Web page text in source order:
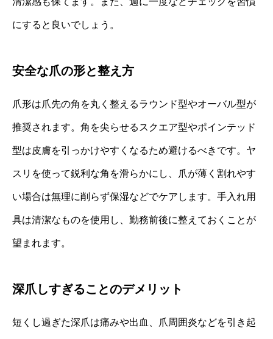
にすると良いでしょう。
安全な爪の形と整え方
爪形は爪先の角を丸く整えるラウンド型やオーバル型が
推奨されます。角を尖らせるスクエア型やポインテッド
型は皮膚を引っかけやすくなるため避けるべきです。ヤ
スリを使って鋭利な角を滑らかにし、爪が薄く割れやす
い場合は無理に削らず保湿などでケアします。手入れ用
具は清潔なものを使用し、勤務前後に整えておくことが
望まれます。
深爪しすぎることのデメリット
短くし過ぎた深爪は痛みや出血、爪周囲炎などを引き起